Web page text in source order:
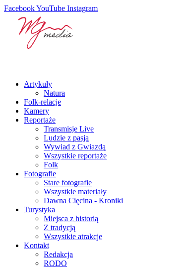
FacebookYouTube Instagram
Artykuły
Natura
Folk-relacje
Kamery
Reportaże
Transmisje Live
Ludzie z pasją
Wywiad z Gwiazdą
Wszystkie reportaże
Folk
Fotografie
Stare fotografie
Wszystkie materiały
Dawna Cięcina - Kroniki
Turystyka
Miejsca z historią
Z tradycją
Wszystkie atrakcje
Kontakt
Redakcja
RODO